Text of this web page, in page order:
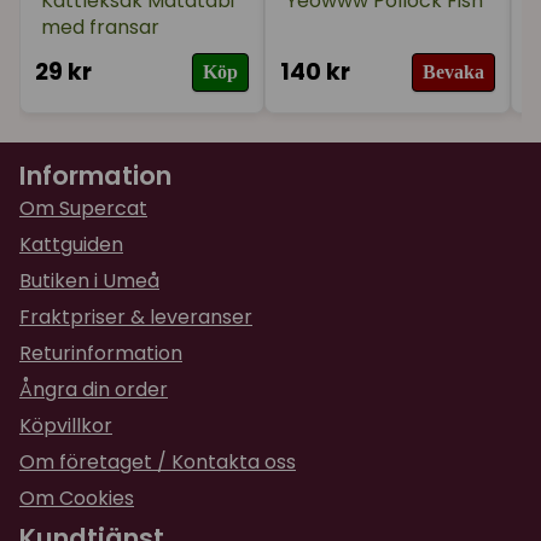
för 2 år sedan
Monique ★★★
Molly gillade lukten och lekte en stund med den
sedan var den inte intressant. Maja brydde sig
inte om den. Väldigt söt.
med fransar
29 kr Köp 140 kr Bevaka
Information
Om Supercat
Kattguiden
Butiken i Umeå
Fraktpriser & leveranser
Returinformation
Ångra din order
Köpvillkor
Om företaget / Kontakta oss
Om Cookies